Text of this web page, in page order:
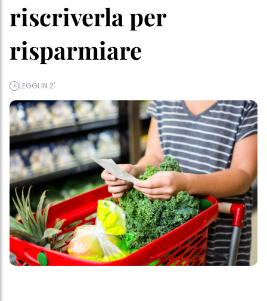
riscriverla per
risparmiare
LEGGI IN 2'